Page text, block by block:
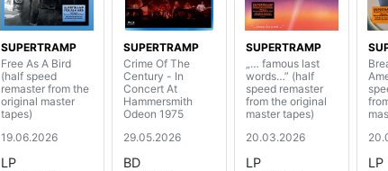
SUPERTRAMP
Free As A Bird
(half speed
remaster from the
original master
tapes)
19.06.2026
LP
SUPERTRAMP
Crime Of The
Century - In
Concert At
Hammersmith
Odeon 1975
29.05.2026
BD
SUPERTRAMP
„… famous last
words…” (half
speed remaster
from the original
master tapes)
20.03.2026
LP
LP